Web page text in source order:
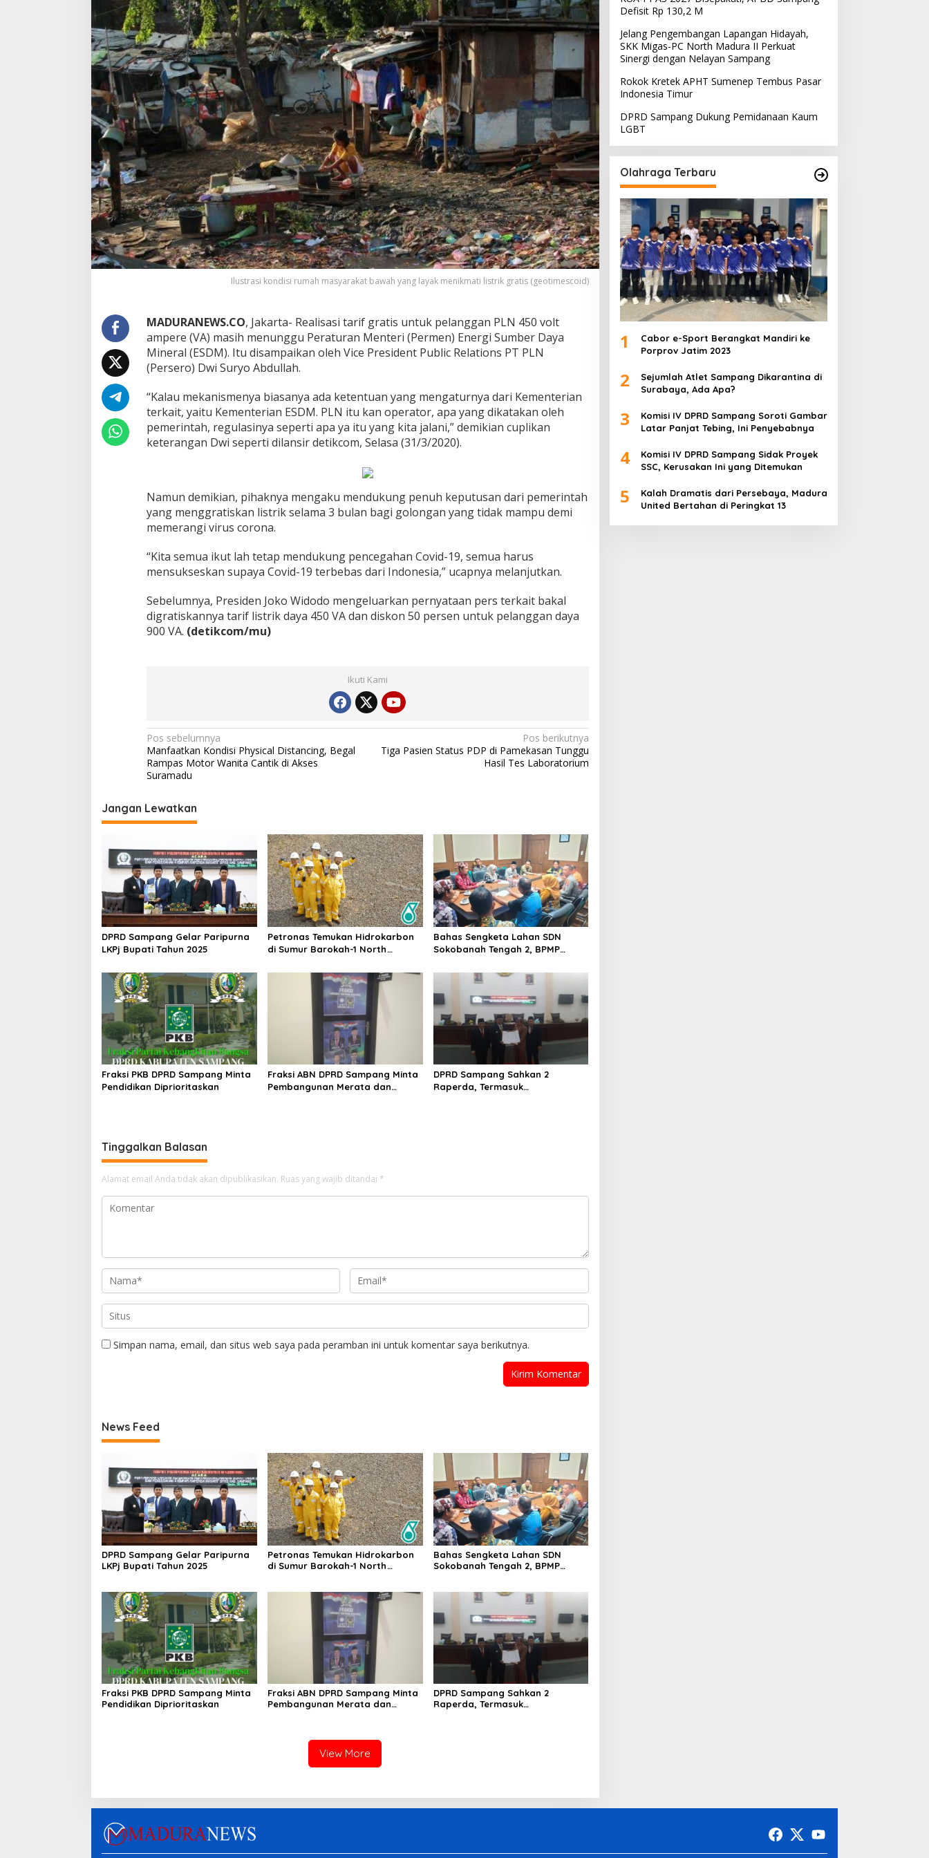
Ilustrasi kondisi rumah masyarakat bawah yang layak menikmati listrik gratis (geotimescoid)
MADURANEWS.CO, Jakarta- Realisasi tarif gratis untuk pelanggan PLN 450 volt
ampere (VA) masih menunggu Peraturan Menteri (Permen) Energi Sumber Daya
Mineral (ESDM). Itu disampaikan oleh Vice President Public Relations PT PLN
(Persero) Dwi Suryo Abdullah.
“Kalau mekanismenya biasanya ada ketentuan yang mengaturnya dari Kementerian
terkait, yaitu Kementerian ESDM. PLN itu kan operator, apa yang dikatakan oleh
pemerintah, regulasinya seperti apa ya itu yang kita jalani,” demikian cuplikan
keterangan Dwi seperti dilansir detikcom, Selasa (31/3/2020).
Namun demikian, pihaknya mengaku mendukung penuh keputusan dari pemerintah
yang menggratiskan listrik selama 3 bulan bagi golongan yang tidak mampu demi
memerangi virus corona.
“Kita semua ikut lah tetap mendukung pencegahan Covid-19, semua harus
mensukseskan supaya Covid-19 terbebas dari Indonesia,” ucapnya melanjutkan.
Sebelumnya, Presiden Joko Widodo mengeluarkan pernyataan pers terkait bakal
digratiskannya tarif listrik daya 450 VA dan diskon 50 persen untuk pelanggan daya
900 VA. (detikcom/mu)
Ikuti Kami
Navigasi
pos
Pos sebelumnya
Manfaatkan Kondisi Physical Distancing, Begal
Rampas Motor Wanita Cantik di Akses
Suramadu
Pos berikutnya
Tiga Pasien Status PDP di Pamekasan Tunggu
Hasil Tes Laboratorium
Jangan Lewatkan
DPRD Sampang Gelar Paripurna
LKPj Bupati Tahun 2025
Petronas Temukan Hidrokarbon
di Sumur Barokah-1 North
Bahas Sengketa Lahan SDN
Sokobanah Tengah 2, BPMP
Sampang
Fraksi PKB DPRD Sampang Minta
Pendidikan Diprioritaskan
Fraksi ABN DPRD Sampang Minta
Pembangunan Merata dan
DPRD Sampang Sahkan 2
Raperda, Termasuk
Tinggalkan Balasan
Alamat email Anda tidak akan dipublikasikan. Ruas yang wajib ditandai *
Simpan nama, email, dan situs web saya pada peramban ini untuk komentar saya berikutnya.
News Feed
DPRD Sampang Gelar Paripurna
LKPj Bupati Tahun 2025
Petronas Temukan Hidrokarbon
di Sumur Barokah-1 North
Bahas Sengketa Lahan SDN
Sokobanah Tengah 2, BPMP
Fraksi PKB DPRD Sampang Minta
Pendidikan Diprioritaskan
Fraksi ABN DPRD Sampang Minta
Pembangunan Merata dan
DPRD Sampang Sahkan 2
Raperda, Termasuk
View More
Defisit Rp 130,2 M
Jelang Pengembangan Lapangan Hidayah,
SKK Migas-PC North Madura II Perkuat
Sinergi dengan Nelayan Sampang
Rokok Kretek APHT Sumenep Tembus Pasar
Indonesia Timur
DPRD Sampang Dukung Pemidanaan Kaum
LGBT
Olahraga Terbaru
1
Cabor e-Sport Berangkat Mandiri ke
Porprov Jatim 2023
2
Sejumlah Atlet Sampang Dikarantina di
Surabaya, Ada Apa?
3
Komisi IV DPRD Sampang Soroti Gambar
Latar Panjat Tebing, Ini Penyebabnya
4
Komisi IV DPRD Sampang Sidak Proyek
SSC, Kerusakan Ini yang Ditemukan
5
Kalah Dramatis dari Persebaya, Madura
United Bertahan di Peringkat 13